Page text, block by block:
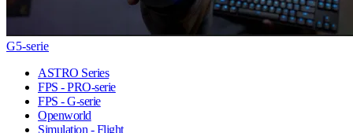
G5-serie
ASTRO Series
FPS - PRO-serie
FPS - G-serie
Openworld
Simulation - Flight